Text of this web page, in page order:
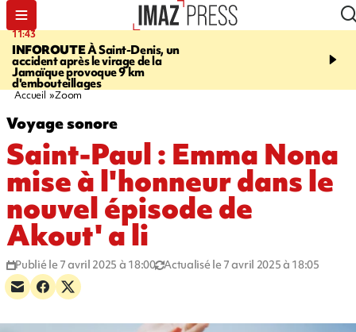
11:43
INFOROUTEÀ Saint-Denis, un
accident après le virage de la
Jamaïque provoque 9 km
d'embouteillages
16:41
sortante Pauline
Accueil Zoom
Voyage sonore
Saint-Paul : Emma Nona
mise à l'honneur dans le
nouvel épisode de
Akout' a li
Publié le 7 avril 2025 à 18:00 Actualisé le 7 avril 2025 à 18:05